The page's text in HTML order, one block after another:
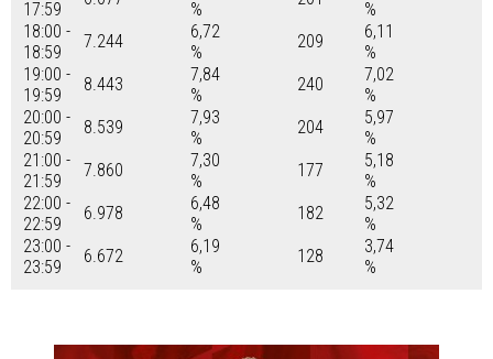
17:59
%
%
18:00 -
18:59
7.244
6,72
%
209
6,11
%
19:00 -
19:59
8.443
7,84
%
240
7,02
%
20:00 -
20:59
8.539
7,93
%
204
5,97
%
21:00 -
21:59
7.860
7,30
%
177
5,18
%
22:00 -
22:59
6.978
6,48
%
182
5,32
%
23:00 -
23:59
6.672
6,19
%
128
3,74
%